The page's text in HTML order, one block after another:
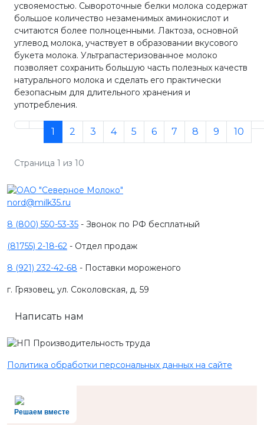
усвояемостью. Сывороточные белки молока содержат
большое количество незаменимых аминокислот и
считаются более полноценными. Лактоза, основной
углевод молока, участвует в образовании вкусового
букета молока. Ультрапастеризованное молоко
позволяет сохранить большую часть полезных качеств
натурального молока и сделать его практически
безопасным для длительного хранения и
употребления.
1 2 3 4 5 6 7 8 9 10
Страница 1 из 10
nord@milk35.ru
8 (800) 550-53-35 - Звонок по РФ бесплатный
(81755) 2-18-62 - Отдел продаж
8 (921) 232-42-68 - Поставки мороженого
г. Грязовец, ул. Соколовская, д. 59
Написать нам
Политика обработки персональных данных на сайте
Решаем вместе